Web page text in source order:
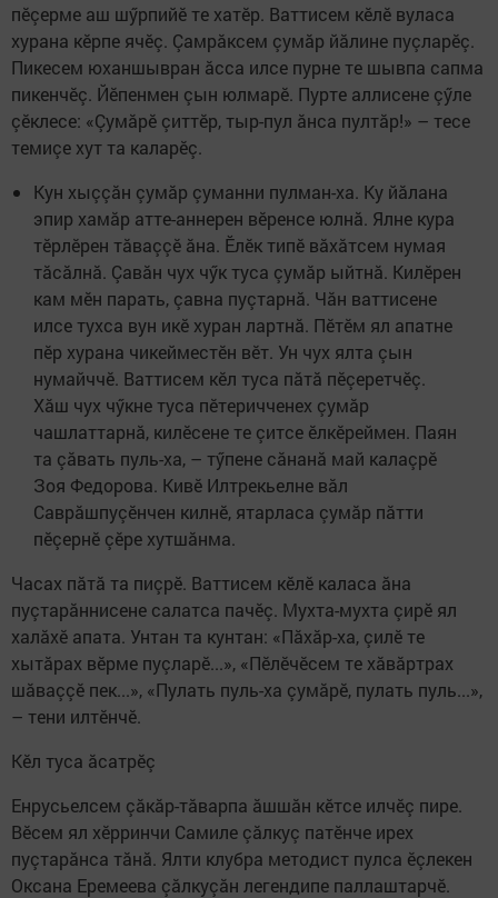
пӗçерме аш шӳрпийӗ те хатӗр. Ваттисем кӗлӗ вуласа
хурана кӗрпе ячӗç. Çамрăксем çумăр йăлине пуçларӗç.
Пикесем юханшывран ăсса илсе пурне те шывпа сапма
пикенчӗç. Йӗпенмен çын юлмарӗ. Пурте аллисене çӳле
çӗклесе: «Çумăрӗ çиттӗр, тыр-пул ăнса пултăр!» – тесе
темиçе хут та каларӗç.
Кун хыççăн çумăр çуманни пулман-ха. Ку йăлана
эпир хамăр атте-аннерен вӗренсе юлнă. Ялне кура
тӗрлӗрен тăваççӗ ăна. Ӗлӗк типӗ вăхăтсем нумая
тăсăлнă. Çавăн чух чӳк туса çумăр ыйтнă. Килӗрен
кам мӗн парать, çавна пуçтарнă. Чăн ваттисене
илсе тухса вун икӗ хуран лартнă. Пӗтӗм ял апатне
пӗр хурана чикейместӗн вӗт. Ун чух ялта çын
нумайччӗ. Ваттисем кӗл туса пăтă пӗçеретчӗç.
Хăш чух чӳкне туса пӗтеричченех çумăр
чашлаттарнă, килӗсене те çитсе ӗлкӗреймен. Паян
та çăвать пуль-ха, – тӳпене сăнанă май калаçрӗ
Зоя Федорова. Кивӗ Илтрекьелне вăл
Саврăшпуçӗнчен килнӗ, ятарласа çумăр пăтти
пӗçернӗ çӗре хутшăнма.
Часах пăтă та пиçрӗ. Ваттисем кӗлӗ каласа ăна
пуçтарăннисене салатса пачӗç. Мухта-мухта çирӗ ял
халăхӗ апата. Унтан та кунтан: «Пăхăр-ха, çилӗ те
хытăрах вӗрме пуçларӗ...», «Пӗлӗчӗсем те хăвăртрах
шăваççӗ пек...», «Пулать пуль-ха çумăрӗ, пулать пуль...»,
– тени илтӗнчӗ.
Кӗл туса ăсатрӗç
Енрусьелсем çăкăр-тăварпа ăшшăн кӗтсе илчӗç пире.
Вӗсем ял хӗрринчи Самиле çăлкуç патӗнче ирех
пуçтарăнса тăнă. Ялти клубра методист пулса ӗçлекен
Оксана Еремеева çăлкуçăн легендипе паллаштарчӗ.